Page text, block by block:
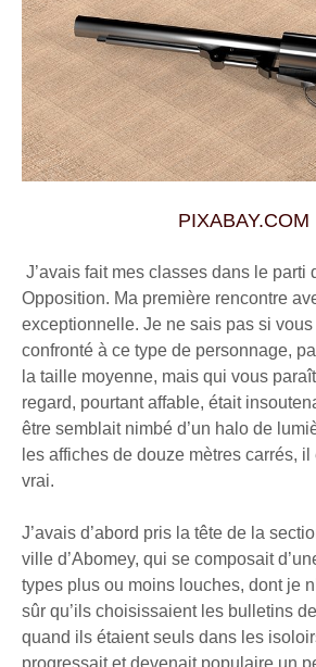
PIXABAY.COM
J’avais fait mes classes dans le parti
Opposition. Ma première rencontre
exceptionnelle. Je ne sais pas si
confronté à ce type de personnage,
la taille moyenne, mais qui vous
regard, pourtant affable, était
être semblait nimbé d’un halo de
les affiches de douze mètres carrés,
vrai.
J’avais d’abord pris la tête de la
ville d’Abomey, qui se composait
types plus ou moins louches, dont je
sûr qu’ils choisissaient les bulletins
quand ils étaient seuls dans les